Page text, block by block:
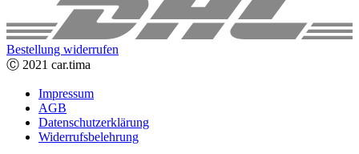
Bestellung widerrufen
Ⓒ 2021 car.tima
Impressum
AGB
Datenschutzerklärung
Widerrufsbelehrung